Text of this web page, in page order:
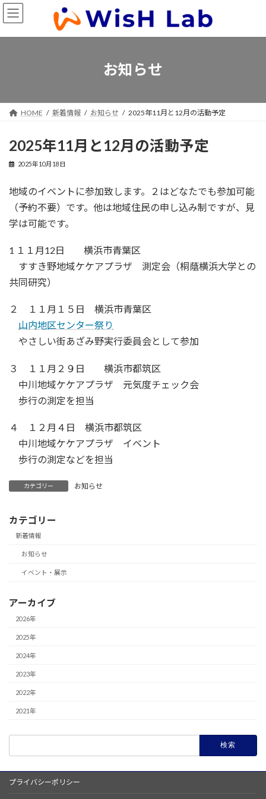
コ
ン
テ
キ
ナ
ビ
ゲ
に
お知らせ
HOME 新着情報 お知らせ 2025年11月と12月の活動予定
2025年11月と12月の活動予定
2025年10月18日
地域のイベントに参加致します。２はどなたでも参加可能
（予約不要）です。他は地域住民の申し込み制ですが、見
学は可能です。
1 １１月12日 横浜市青葉区
すすき野地域ケケアプラザ 測定会（桐蔭横浜大学との
共同研究）
２ １１月１５日 横浜市青葉区
山内地区センター祭り
やさしい街あざみ野実行委員会として参加
３ １１月２９日 横浜市都筑区
中川地域ケケアプラザ 元気度チェック会
歩行の測定を担当
４ １２月４日 横浜市都筑区
中川地域ケケアプラザ イベント
歩行の測定などを担当
カテゴリー お知らせ
カテゴリー
新着情報
お知らせ
イベント・展示
アーカイブ
2026年
2025年
2024年
2023年
2022年
2021年
索:
プライバシーポリシー